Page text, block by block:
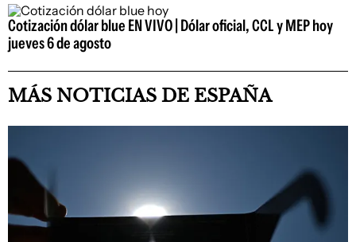
Cotización dólar blue EN VIVO | Dólar oficial, CCL y MEP hoy
jueves 6 de agosto
MÁS NOTICIAS DE ESPAÑA